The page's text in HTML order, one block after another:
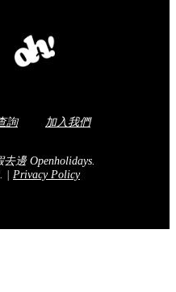
詢 加入我們
邊 Openholidays.
Privacy Policy